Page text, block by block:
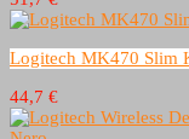
Logitech MK470 Slim
44,7 €